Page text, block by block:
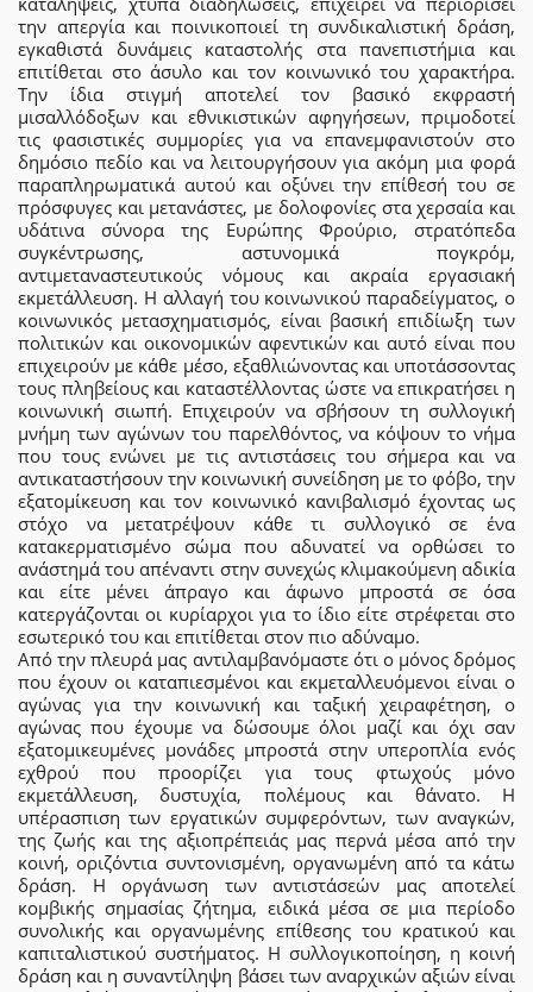
την απεργία και ποινικοποιεί τη συνδικαλιστική δράση,
εγκαθιστά δυνάμεις καταστολής στα πανεπιστήμια και
επιτίθεται στο άσυλο και τον κοινωνικό του χαρακτήρα.
Την ίδια στιγμή αποτελεί τον βασικό εκφραστή
μισαλλόδοξων και εθνικιστικών αφηγήσεων, πριμοδοτεί
τις φασιστικές συμμορίες για να επανεμφανιστούν στο
δημόσιο πεδίο και να λειτουργήσουν για ακόμη μια φορά
παραπληρωματικά αυτού και οξύνει την επίθεσή του σε
πρόσφυγες και μετανάστες, με δολοφονίες στα χερσαία και
υδάτινα σύνορα της Ευρώπης Φρούριο, στρατόπεδα
συγκέντρωσης, αστυνομικά πογκρόμ,
αντιμεταναστευτικούς νόμους και ακραία εργασιακή
εκμετάλλευση. Η αλλαγή του κοινωνικού παραδείγματος, ο
κοινωνικός μετασχηματισμός, είναι βασική επιδίωξη των
πολιτικών και οικονομικών αφεντικών και αυτό είναι που
επιχειρούν με κάθε μέσο, εξαθλιώνοντας και υποτάσσοντας
τους πληβείους και καταστέλλοντας ώστε να επικρατήσει η
κοινωνική σιωπή. Επιχειρούν να σβήσουν τη συλλογική
μνήμη των αγώνων του παρελθόντος, να κόψουν το νήμα
που τους ενώνει με τις αντιστάσεις του σήμερα και να
αντικαταστήσουν την κοινωνική συνείδηση με το φόβο, την
εξατομίκευση και τον κοινωνικό κανιβαλισμό έχοντας ως
στόχο να μετατρέψουν κάθε τι συλλογικό σε ένα
κατακερματισμένο σώμα που αδυνατεί να ορθώσει το
ανάστημά του απέναντι στην συνεχώς κλιμακούμενη αδικία
και είτε μένει άπραγο και άφωνο μπροστά σε όσα
κατεργάζονται οι κυρίαρχοι για το ίδιο είτε στρέφεται στο
εσωτερικό του και επιτίθεται στον πιο αδύναμο.
Από την πλευρά μας αντιλαμβανόμαστε ότι ο μόνος δρόμος
που έχουν οι καταπιεσμένοι και εκμεταλλευόμενοι είναι ο
αγώνας για την κοινωνική και ταξική χειραφέτηση, ο
αγώνας που έχουμε να δώσουμε όλοι μαζί και όχι σαν
εξατομικευμένες μονάδες μπροστά στην υπεροπλία ενός
εχθρού που προορίζει για τους φτωχούς μόνο
εκμετάλλευση, δυστυχία, πολέμους και θάνατο. Η
υπέρασπιση των εργατικών συμφερόντων, των αναγκών,
της ζωής και της αξιοπρέπειάς μας περνά μέσα από την
κοινή, οριζόντια συντονισμένη, οργανωμένη από τα κάτω
δράση. Η οργάνωση των αντιστάσεών μας αποτελεί
κομβικής σημασίας ζήτημα, ειδικά μέσα σε μια περίοδο
συνολικής και οργανωμένης επίθεσης του κρατικού και
καπιταλιστικού συστήματος. Η συλλογικοποίηση, η κοινή
δράση και η συναντίληψη βάσει των αναρχικών αξιών είναι